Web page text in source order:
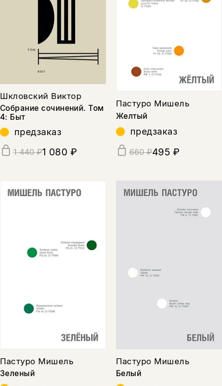
Шкловский Виктор
Собрание сочинений. Том
4: Быт
предзаказ
1 440 ₽1 080 ₽
Пастуро Мишель
Желтый
предзаказ
660 ₽495 ₽
Пастуро Мишель
Зеленый
Пастуро Мишель
Белый